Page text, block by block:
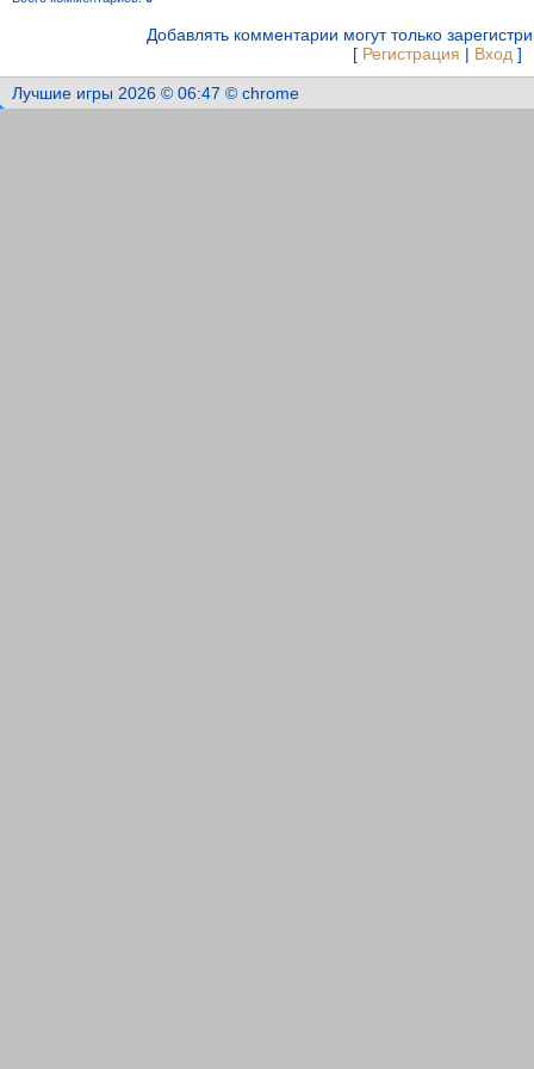
Добавлять комментарии могут только
[ Регистрация | Вход ]
Лучшие игры 2026 © 06:47 © chrome